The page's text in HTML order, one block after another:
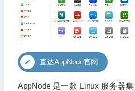
直达AppNode官网
AppNode 是一款 Linux 服务器